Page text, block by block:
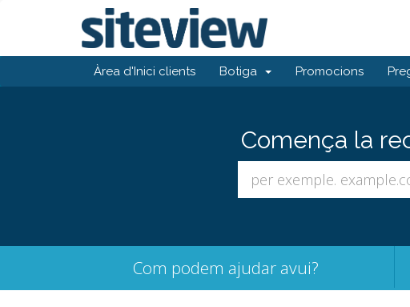
Àrea d'Inici clients Botiga Promocions
Comença la
Com podem ajudar avui?